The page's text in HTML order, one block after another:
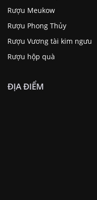
Rượu Meukow
Rượu Phong Thủy
Rượu Vương tài kim ngưu
Rượu hộp quà
ĐỊA ĐIỂM